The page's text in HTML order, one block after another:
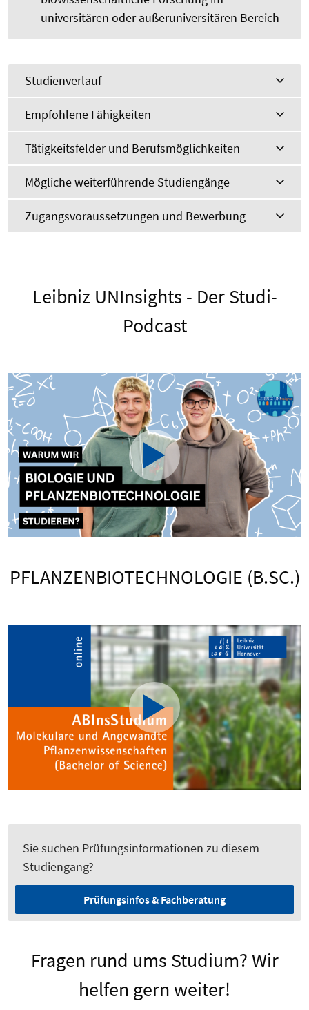
universitären oder außeruniversitären Bereich
Studienverlauf
Empfohlene Fähigkeiten
Tätigkeitsfelder und Berufsmöglichkeiten
Mögliche weiterführende Studiengänge
Zugangsvoraussetzungen und Bewerbung
Leibniz UNInsights - Der Studi-
Podcast
PFLANZENBIOTECHNOLOGIE (B.SC.)
Sie suchen Prüfungsinformationen zu diesem
Studiengang?
Prüfungsinfos & Fachberatung
Fragen rund ums Studium? Wir
helfen gern weiter!